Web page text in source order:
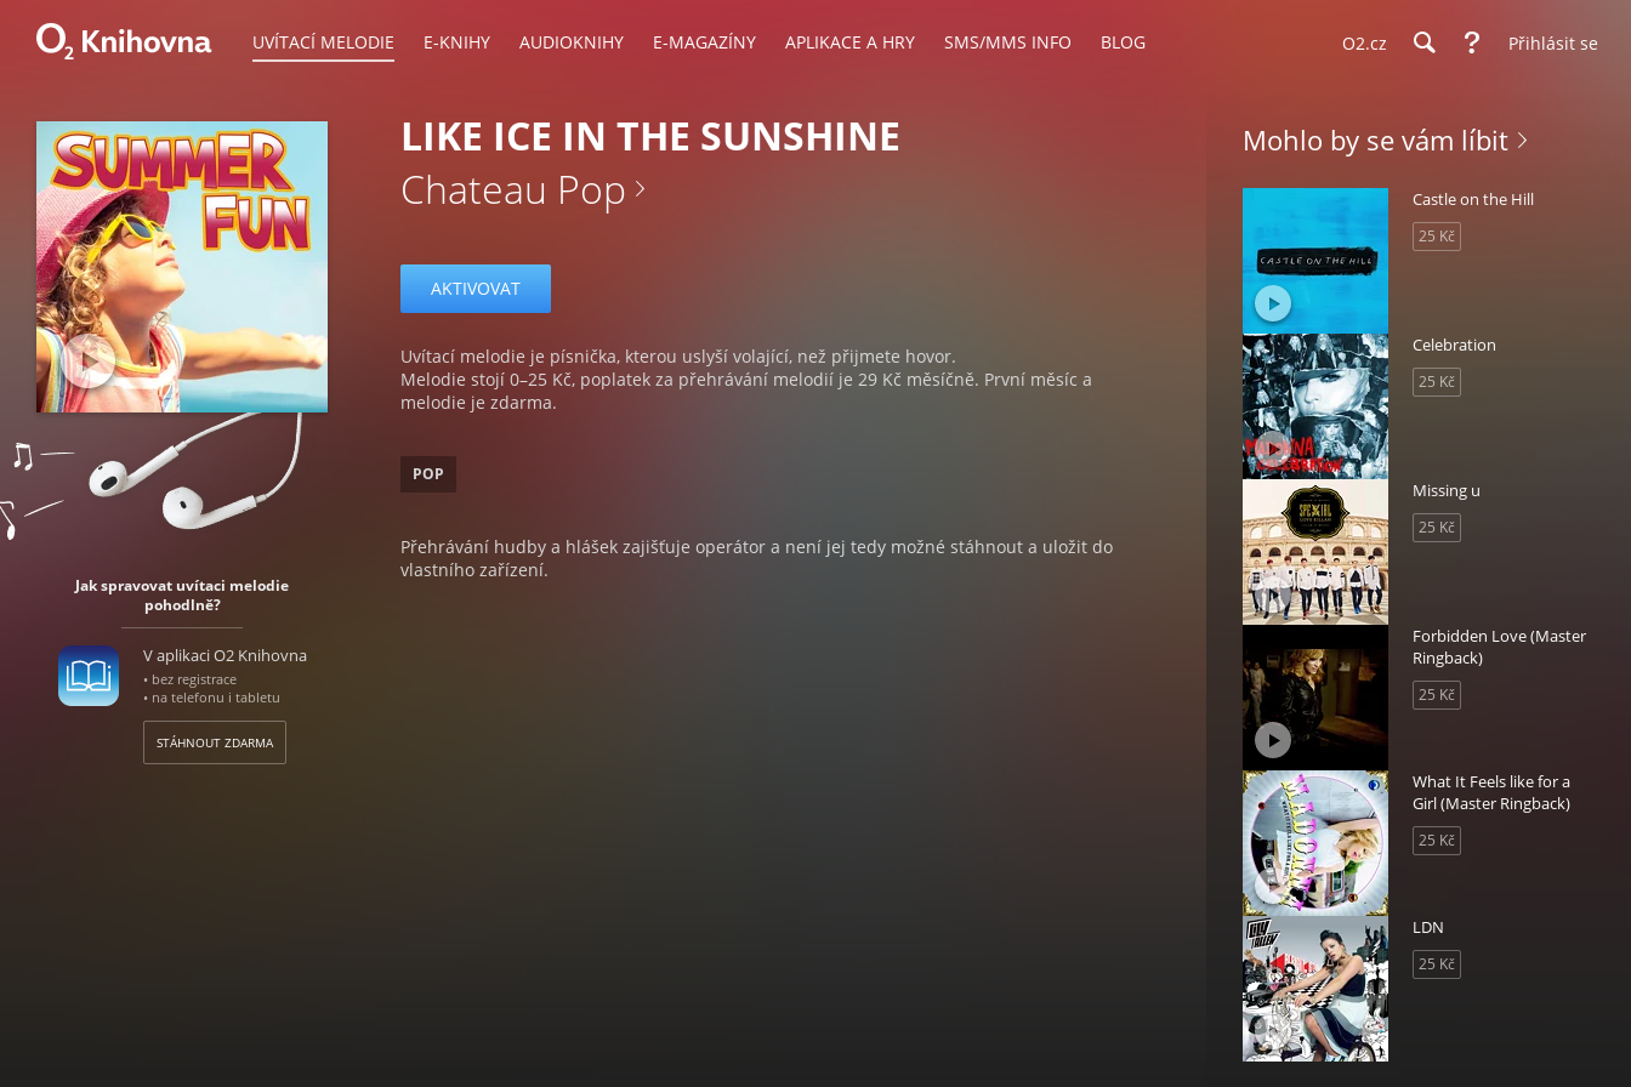
UVÍTACÍ MELODIE E-KNIHY AUDIOKNIHY E-MAGAZÍNY APLIKACE A HRY SMS/MMS INFO BLOG O2.cz Přihlásit se
Jak spravovat uvítaci melodie
pohodlně?
V aplikaci O2 Knihovna
• bez registrace
• na telefonu i tabletu
STÁHNOUT ZDARMA
LIKE ICE IN THE SUNSHINE
Chateau Pop
AKTIVOVAT
Uvítací melodie je písnička, kterou uslyší volající, než přijmete hovor.
Melodie stojí 0–25 Kč, poplatek za přehrávání melodií je 29 Kč měsíčně. První měsíc a
melodie je zdarma.
POP
Přehrávání hudby a hlášek zajišťuje operátor a není jej tedy možné stáhnout a uložit do
vlastního zařízení.
Mohlo by se vám líbit
Castle on the Hill
25 Kč
Celebration
25 Kč
Missing u
25 Kč
Forbidden Love (Master
Ringback)
25 Kč
What It Feels like for a
Girl (Master Ringback)
25 Kč
LDN
25 Kč